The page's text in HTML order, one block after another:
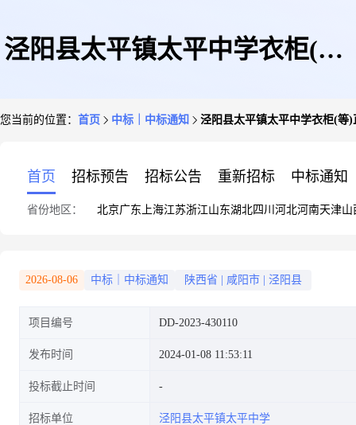
泾阳县太平镇太平中学衣柜(等)
您当前的位置： 首页 中标｜中标通知 泾阳县太平镇太平中学衣柜(等
首页 招标预告 招标公告 重新招标 中标通知
省份地区： 北京广东 上海江苏浙江山东湖北四川 河北河南天津山
2026-08-06 中标｜中标通知 陕西省 咸阳市 泾阳县
项目编号 DD-2023-430110
发布时间 2024-01-08 11:53:11
投标截止时间
招标单位 泾阳县太平镇太平中学